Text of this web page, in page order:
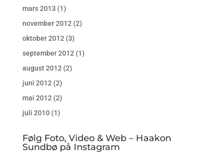
mars 2013 (1)
november 2012 (2)
oktober 2012 (3)
september 2012 (1)
august 2012 (2)
juni 2012 (2)
mai 2012 (2)
juli 2010(1)
Følg Foto, Video & Web – Haakon
Sundbø på Instagram